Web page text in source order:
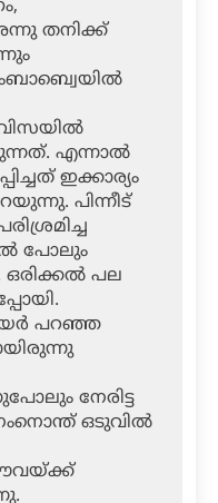
തനിക്ക്
വിസയില്‍
എന്നാല്‍
ഇക്കാര്യം
പിന്നീട്
പോലും
ഒരിക്കല്‍ പല
പറഞ്ഞ
നേരിട്ട
ഒടുവില്‍